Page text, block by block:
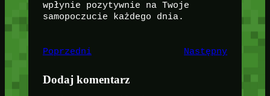
wpłynie pozytywnie na Twoje
samopoczucie każdego dnia.
Poprzedni Następny
Dodaj komentarz